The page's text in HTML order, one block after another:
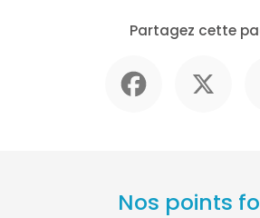
Partagez cette
Nos points